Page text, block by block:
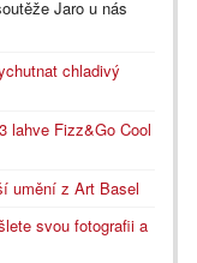
Jaro u nás
chladivý
lahve Fizz&Go Cool
umění z Art Basel
svou fotografii a